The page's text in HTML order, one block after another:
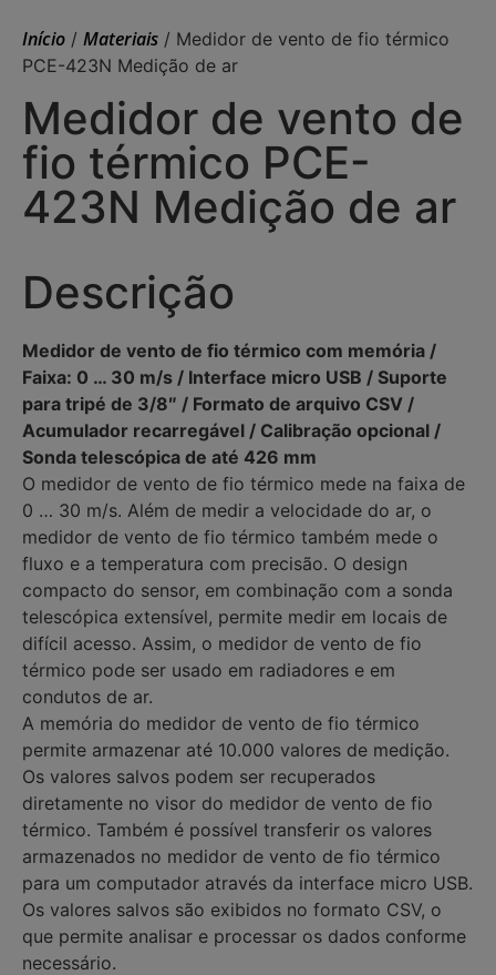
Início / Materiais / Medidor de vento de fio térmico
PCE-423N Medição de ar
Medidor de vento de
fio térmico PCE-
423N Medição de ar
Descrição
Medidor de vento de fio térmico com memória /
Faixa: 0 … 30 m/s / Interface micro USB / Suporte
para tripé de 3/8″ / Formato de arquivo CSV /
Acumulador recarregável / Calibração opcional /
Sonda telescópica de até 426 mm
O medidor de vento de fio térmico mede na faixa de
0 … 30 m/s. Além de medir a velocidade do ar, o
medidor de vento de fio térmico também mede o
fluxo e a temperatura com precisão. O design
compacto do sensor, em combinação com a sonda
telescópica extensível, permite medir em locais de
difícil acesso. Assim, o medidor de vento de fio
térmico pode ser usado em radiadores e em
condutos de ar.
A memória do medidor de vento de fio térmico
permite armazenar até 10.000 valores de medição.
Os valores salvos podem ser recuperados
diretamente no visor do medidor de vento de fio
térmico. Também é possível transferir os valores
armazenados no medidor de vento de fio térmico
para um computador através da interface micro USB.
Os valores salvos são exibidos no formato CSV, o
que permite analisar e processar os dados conforme
necessário.